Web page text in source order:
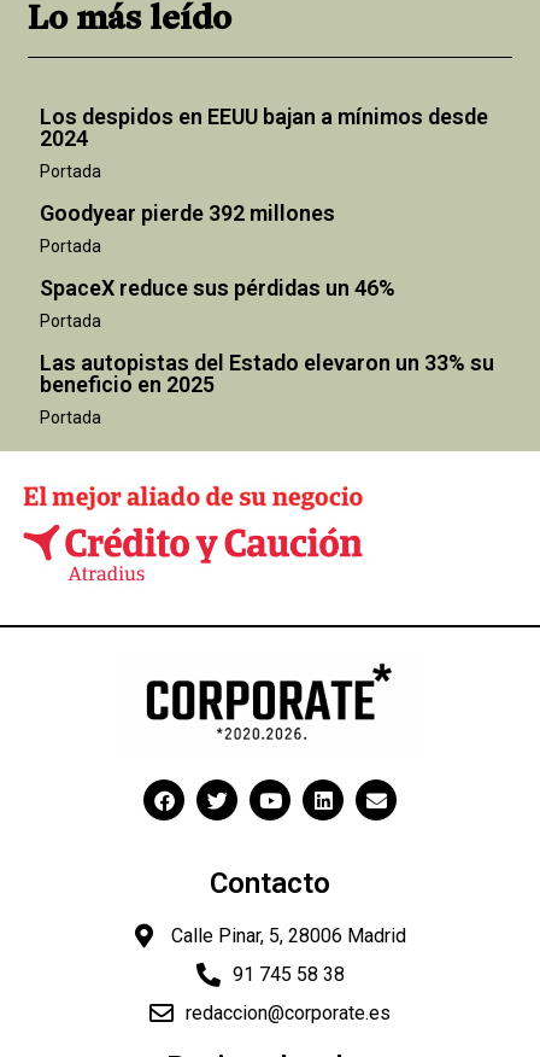
Lo más leído
Los despidos en EEUU bajan a mínimos desde
2024
Portada
Goodyear pierde 392 millones
Portada
SpaceX reduce sus pérdidas un 46%
Portada
Las autopistas del Estado elevaron un 33% su
beneficio en 2025
Portada
Contacto
Calle Pinar, 5, 28006 Madrid
91 745 58 38
redaccion@corporate.es